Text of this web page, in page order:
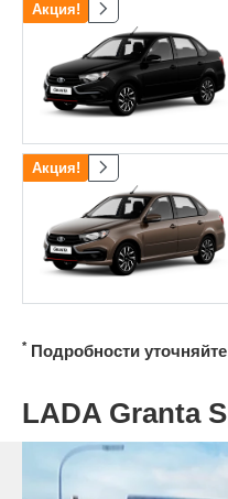
Акция!
Акция!
* Подробности
LADA Granta